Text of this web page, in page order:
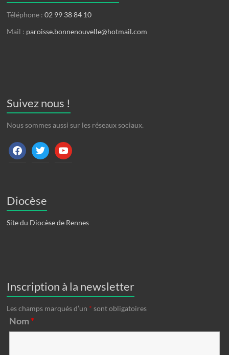
Téléphone :02 99 38 84 10
Mail : paroisse.bonnenouvelle@hotmail.com
Suivez nous !
Nous sommes aussi sur les réseaux sociaux.
Diocèse
Site du Diocèse de Rennes
Inscription à la newsletter
Les champs marqués d’un * sont obligatoires
Nom *